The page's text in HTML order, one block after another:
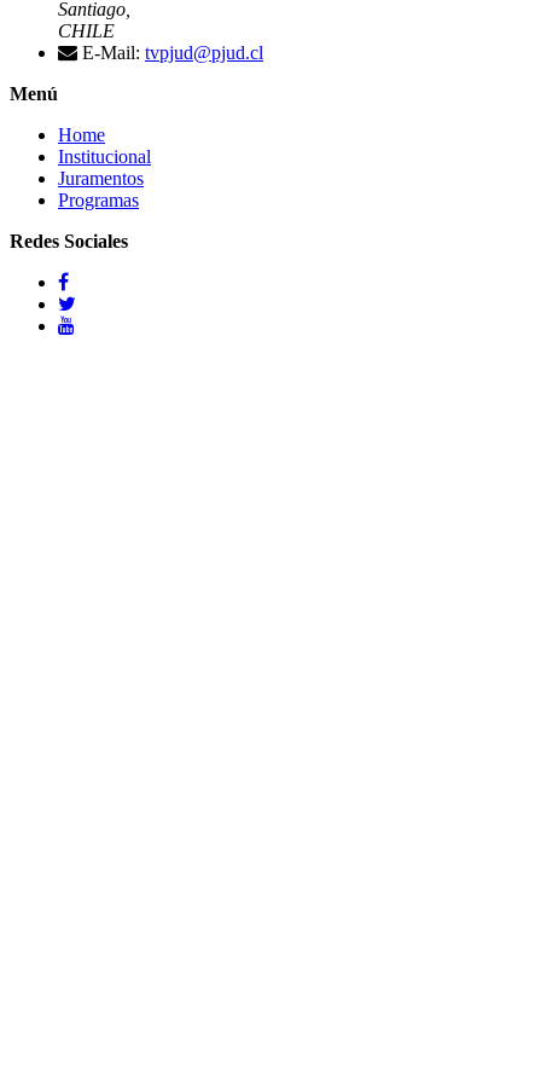
Santiago,
CHILE
E-Mail: tvpjud@pjud.cl
Menú
Home
Institucional
Juramentos
Programas
Redes Sociales